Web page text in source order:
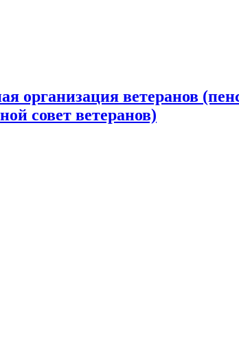
организация ветеранов
совет ветеранов)